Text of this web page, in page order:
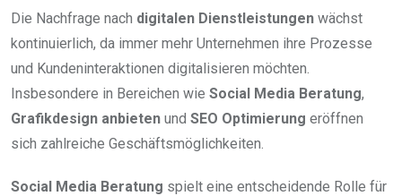
Die Nachfrage nach digitalen Dienstleistungen wächst
kontinuierlich, da immer mehr Unternehmen ihre Prozesse
und Kundeninteraktionen digitalisieren möchten.
Insbesondere in Bereichen wie Social Media Beratung,
Grafikdesign anbieten und SEO Optimierung eröffnen
sich zahlreiche Geschäftsmöglichkeiten.
Social Media Beratung spielt eine entscheidende Rolle für